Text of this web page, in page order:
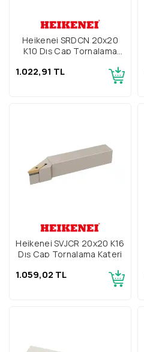
Heikenei SRDCN 20x20
K10 Dış Çap Tornalama
1.022,91 TL
Heikenei SVJCR 20x20 K16
Dış Çap Tornalama Kateri
1.059,02 TL